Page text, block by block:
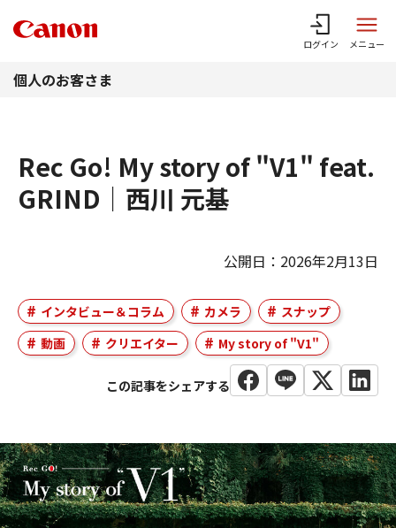
ログイン メニュー
個人のお客さま
Rec Go! My story of "V1" feat.
GRIND｜西川 元基
公開日：2026年2月13日
インタビュー＆コラム カメラ
スナップ
動画
クリエイター My story of "V1"